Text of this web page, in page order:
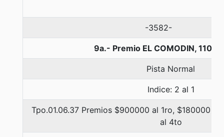
-3582-
9a.- Premio EL COMODIN, 1100
Pista Normal
Indice: 2 al 1
Tpo.01.06.37 Premios $900000 al 1ro, $180000
al 4to